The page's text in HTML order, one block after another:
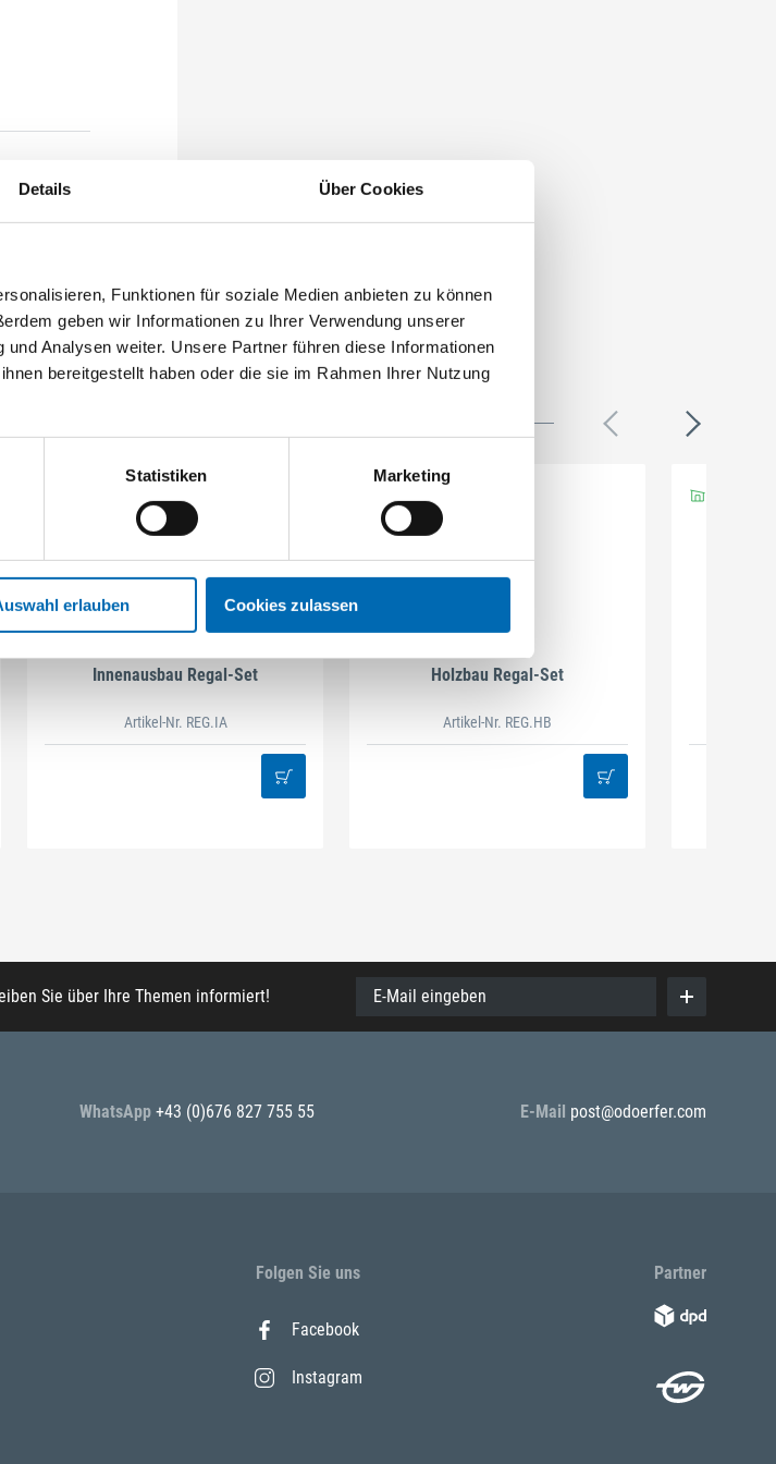
Details Über Cookies
Funktionen für soziale Medien anbieten zu können
geben wir Informationen zu Ihrer Verwendung unserer
Analysen weiter. Unsere Partner führen diese Informationen
bereitgestellt haben oder die sie im Rahmen Ihrer Nutzung
Statistiken Marketing
erlauben Cookies zulassen
Innenausbau Regal-Set
Artikel-Nr. REG.IA
Holzbau Regal-Set
Artikel-Nr. REG.HB
Sie über Ihre Themen informiert! E-Mail eingeben
WhatsApp +43 (0)676 827 755 55 E-Mail post@odoerfer.com
Folgen Sie uns
Facebook
Instagram
Partner